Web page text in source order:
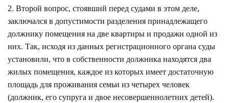
2. Второй вопрос, стоявший перед судами в этом деле,
заключался в допустимости разделения принадлежащего
должнику помещения на две квартиры и продажи одной из
них. Так, исходя из данных регистрационного органа суды
установили, что в собственности должника находятся два
жилых помещения, каждое из которых имеет достаточную
площадь для проживания семьи из четырех человек
(должник, его супруга и двое несовершеннолетних детей).